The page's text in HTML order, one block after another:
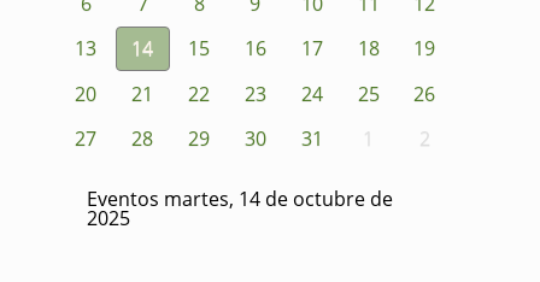
13
14 15 16 17 18
19
20
21 22 23 24 25
26
27
28 29 30 31 1 2
Eventos martes, 14 de octubre de
2025